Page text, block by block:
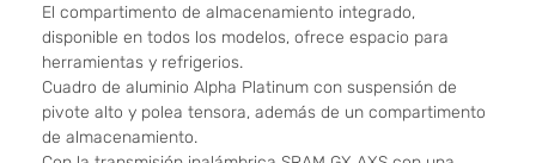
El compartimento de almacenamiento integrado,
disponible en todos los modelos, ofrece espacio para
herramientas y refrigerios.
Cuadro de aluminio Alpha Platinum con suspensión de
pivote alto y polea tensora, además de un compartimento
de almacenamiento.